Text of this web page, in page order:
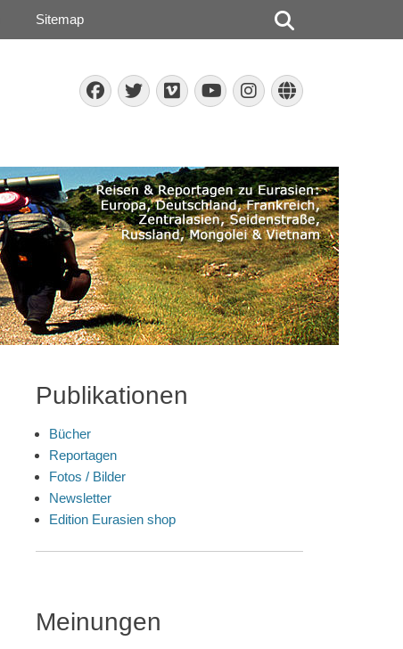
Facebook
Twitter
Vimeo
YouTube
Instagram
Website
Sitemap
Publikationen
Bücher
Reportagen
Fotos / Bilder
Newsletter
Edition Eurasien shop
Meinungen